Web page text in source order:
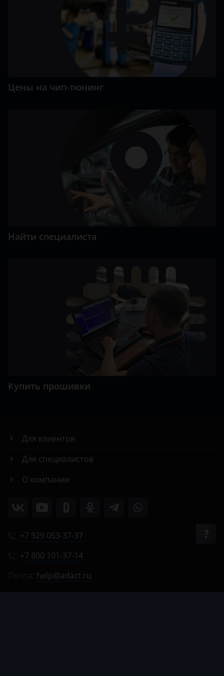
Цены на чип-тюнинг
Найти специалиста
Купить прошивки
Для клиентов
Для специалистов
О компании
+7 929 053-37-37
+7 800 101-37-14
help@adact.ru